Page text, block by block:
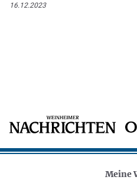
16.12.2023
Meine